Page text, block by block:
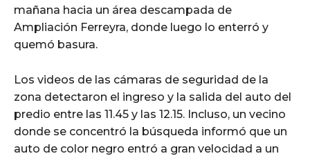
mañana hacia un área descampada de
Ampliación Ferreyra, donde luego lo enterró y
quemó basura.
Los videos de las cámaras de seguridad de la
zona detectaron el ingreso y la salida del auto del
predio entre las 11.45 y las 12.15. Incluso, un vecino
donde se concentró la búsqueda informó que un
auto de color negro entró a gran velocidad a un